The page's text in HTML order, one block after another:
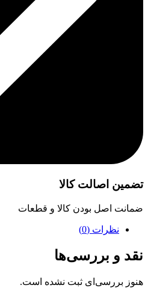
تضمین اصالت کالا
ضمانت اصل بودن کالا و قطعات
نظرات (0)
نقد و بررسی‌ها
هنوز بررسی‌ای ثبت نشده است.